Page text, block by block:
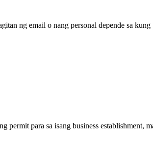
ng email o nang personal depende sa kung
permit para sa isang business